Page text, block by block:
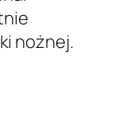
nożnej.